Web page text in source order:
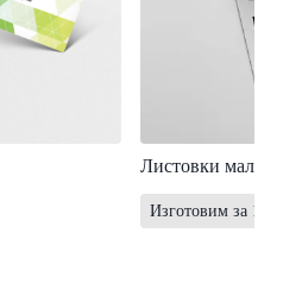
Листовки мал.
Изготовим за 1